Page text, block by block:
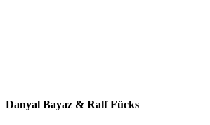
Danyal Bayaz & Ralf Fücks